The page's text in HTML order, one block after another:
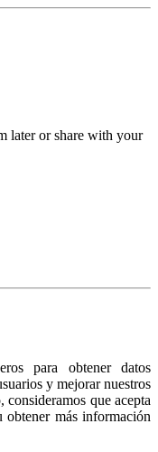
later or share with your
para obtener datos
y mejorar nuestros
que acepta
más información